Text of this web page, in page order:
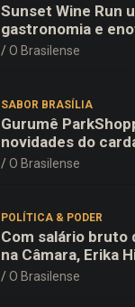
Sunset Wine Run
gastronomia e
Vinícola Brasília
O Brasilense
SABOR BRASÍLIA
Gurumê
novidades do
25% de desconto
O Brasilense
POLÍTICA & PODER
Com salário bruto
na Câmara, Erika
patrimônio de R$
O Brasilense